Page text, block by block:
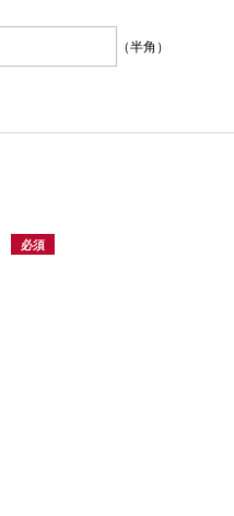
（半角）
必須